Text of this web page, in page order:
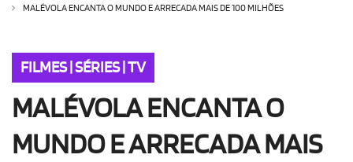
MALÉVOLA ENCANTA O MUNDO E ARRECADA MAIS DE 100 MILHÕES
FILMES | SÉRIES | TV
MALÉVOLA ENCANTA O
MUNDO E ARRECADA MAIS